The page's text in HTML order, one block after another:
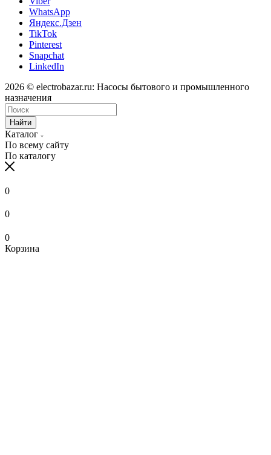
WhatsApp
Яндекс.Дзен
TikTok
Pinterest
Snapchat
LinkedIn
2026 © electrobazar.ru: Насосы бытового и промышленного
назначения
Найти
Каталог
По всему сайту
По каталогу
0
0
0
Корзина